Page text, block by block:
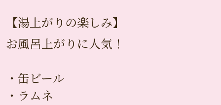
【湯上がりの楽しみ】
お風呂上がりに人気！
・缶ビール
・ラムネ